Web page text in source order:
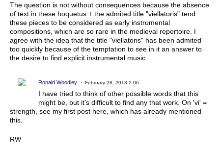
The question is not without consequences because the absence
of text in these hoquetus + the admited title "viellatoris" tend
these pieces to be considered as early instrumental
compositions, which are so rare in the medieval repertoire. I
agree with the idea that the title "viellatoris" has been admited
too quickly because of the temptation to see in it an answer to
the desire to find explicit instrumental music.
Ronald Woodley February 28, 2018 2:06
I have tried to think of other possible words that this
might be, but it's difficult to find any that work. On 'vi' =
strength, see my first post here, which has already mentioned
this.
RW